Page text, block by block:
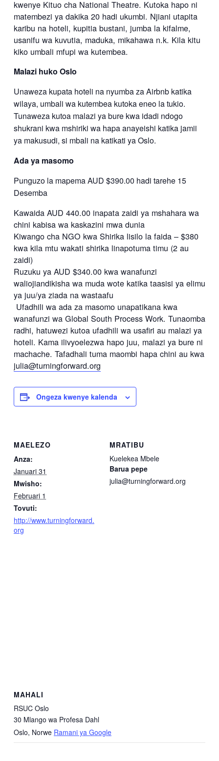
kwenye Kituo cha National Theatre. Kutoka hapo ni
matembezi ya dakika 20 hadi ukumbi. Njiani utapita
karibu na hoteli, kupitia bustani, jumba la kifalme,
usanifu wa kuvutia, maduka, mikahawa n.k. Kila kitu
kiko umbali mfupi wa kutembea.
Malazi huko Oslo
Unaweza kupata hoteli na nyumba za Airbnb katika
wilaya, umbali wa kutembea kutoka eneo la tukio.
Tunaweza kutoa malazi ya bure kwa idadi ndogo
shukrani kwa mshiriki wa hapa anayeishi katika jamii
ya makusudi, si mbali na katikati ya Oslo.
Ada ya masomo
Punguzo la mapema AUD $390.00 hadi tarehe 15
Desemba
Kawaida AUD 440.00 inapata zaidi ya mshahara wa
chini kabisa wa kaskazini mwa dunia
Kiwango cha NGO kwa Shirika lisilo la faida – $380
kwa kila mtu wakati shirika linapotuma timu (2 au
zaidi)
Ruzuku ya AUD $340.00 kwa wanafunzi
waliojiandikisha wa muda wote katika taasisi ya elimu
ya juu/ya ziada na wastaafu
Ufadhili wa ada za masomo unapatikana kwa
wanafunzi wa Global South Process Work. Tunaomba
radhi, hatuwezi kutoa ufadhili wa usafiri au malazi ya
hoteli. Kama ilivyoelezwa hapo juu, malazi ya bure ni
machache. Tafadhali tuma maombi hapa chini au kwa
julia@turningforward.org
Ongeza kwenye kalenda
MAELEZO
Anza:
Januari 31
Mwisho:
Februari 1
Tovuti:
http://www.turningforward.
org
MRATIBU
Kuelekea Mbele
Barua pepe
julia@turningforward.org
MAHALI
RSUC Oslo
30 Mlango wa Profesa Dahl
Oslo, Norwe Ramani ya Google